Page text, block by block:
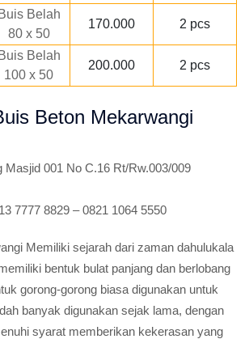
Buis Belah
80 x 50
170.000 2 pcs
Buis Belah
100 x 50
200.000 2 pcs
Beton Mekarwangi
Masjid 001 No C.16 Rt/Rw.003/009
7777 8829 – 0821 1064 5550
Memiliki sejarah dari zaman dahulukala
bentuk bulat panjang dan berlobang
gorong-gorong biasa digunakan untuk
banyak digunakan sejak lama, dengan
syarat memberikan kekerasan yang